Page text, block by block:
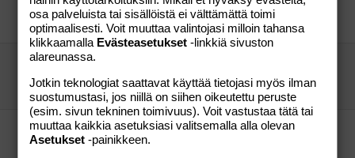
Mami Vauvat ja taaperot
8
Vauvat ja taaperot
31.10.2006
kaisa
Britaxin turvaistuimista
-A-
Vauvat ja taaperot
Vauvat ja taaperot
02.11.2006
äiti83
Mikä istuin autoon vaulakaukalon jälkeen?
liinaz Perhe-elämä
osa palveluista tai sisällöistä ei välttämättä toimi
optimaalisesti. Voit muuttaa valintojasi milloin tahansa
klikkaamalla Evästeasetukset -linkkiä sivuston
alareunassa.
Jotkin teknologiat saattavat käyttää tietojasi myös ilman
suostumustasi, jos niillä on siihen oikeutettu peruste
(esim. sivun tekninen toimivuus). Voit vastustaa tätä tai
muuttaa kaikkia asetuksiasi valitsemalla alla olevan
Asetukset -painikkeen.